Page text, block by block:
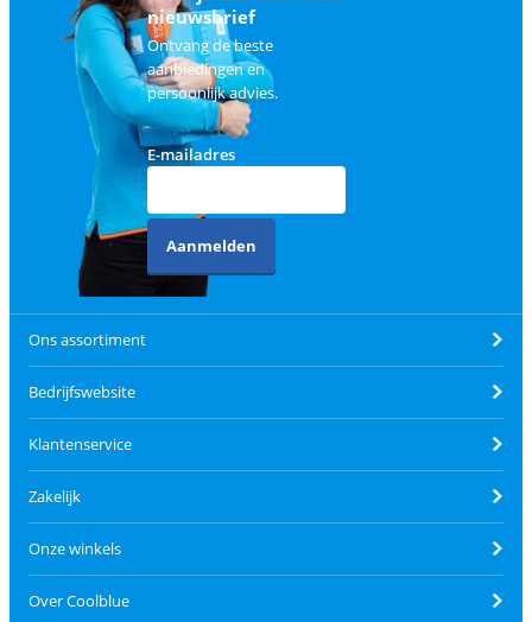
nieuwsbrief
Ontvang de beste
aanbiedingen en
persoonlijk advies.
E-mailadres
Aanmelden
Ons assortiment
Bedrijfswebsite
Klantenservice
Zakelijk
Onze winkels
Over Coolblue